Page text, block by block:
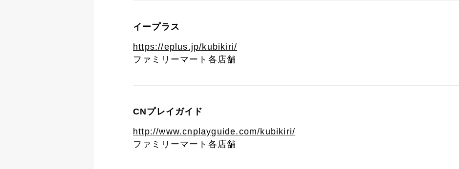
イープラス
https://eplus.jp/kubikiri/
ファミリーマート各店舗
CNプレイガイド
http://www.cnplayguide.com/kubikiri/
ファミリーマート各店舗